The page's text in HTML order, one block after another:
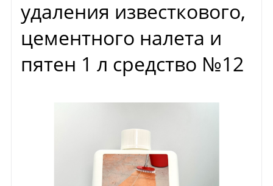
удаления известкового,
цементного налета и
пятен 1 л средство №12